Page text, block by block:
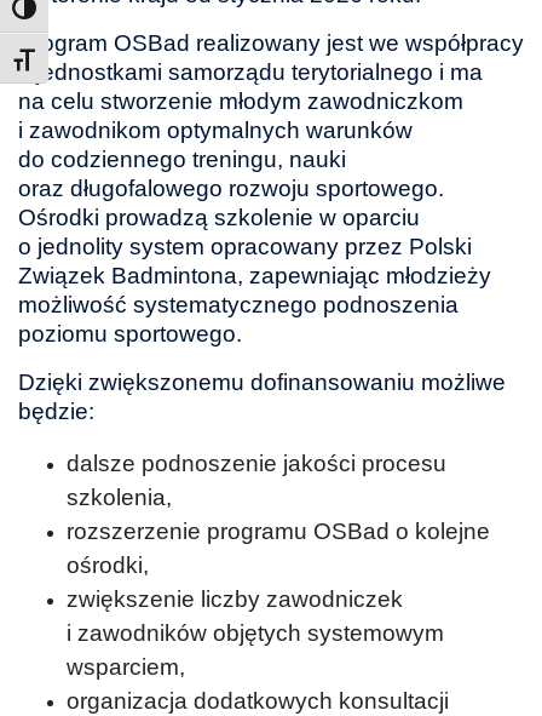
Toggle Font size
Program OSBad realizowany jest we współpracy
z jednostkami samorządu terytorialnego i ma
na celu stworzenie młodym zawodniczkom
i zawodnikom optymalnych warunków
do codziennego treningu, nauki
oraz długofalowego rozwoju sportowego.
Ośrodki prowadzą szkolenie w oparciu
o jednolity system opracowany przez Polski
Związek Badmintona, zapewniając młodzieży
możliwość systematycznego podnoszenia
poziomu sportowego.
Dzięki zwiększonemu dofinansowaniu możliwe
będzie:
dalsze podnoszenie jakości procesu
szkolenia,
rozszerzenie programu OSBad o kolejne
ośrodki,
zwiększenie liczby zawodniczek
i zawodników objętych systemowym
wsparciem,
organizacja dodatkowych konsultacji